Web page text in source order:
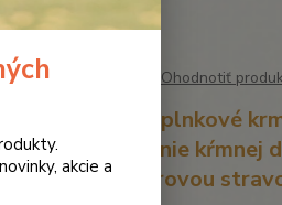
tbl.
Ohodnotiť
Špeciálne doplnkové
vybalansovanie kŕmnej
kŕmených surovou
akcie a